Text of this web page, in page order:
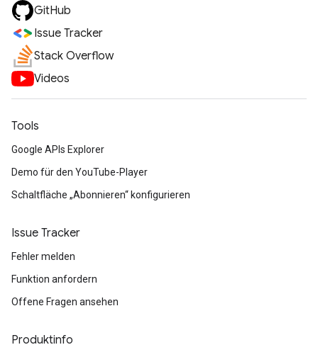
GitHub
Issue Tracker
Stack Overflow
Videos
Tools
Google APIs Explorer
Demo für den YouTube-Player
Schaltfläche „Abonnieren“ konfigurieren
Issue Tracker
Fehler melden
Funktion anfordern
Offene Fragen ansehen
Produktinfo